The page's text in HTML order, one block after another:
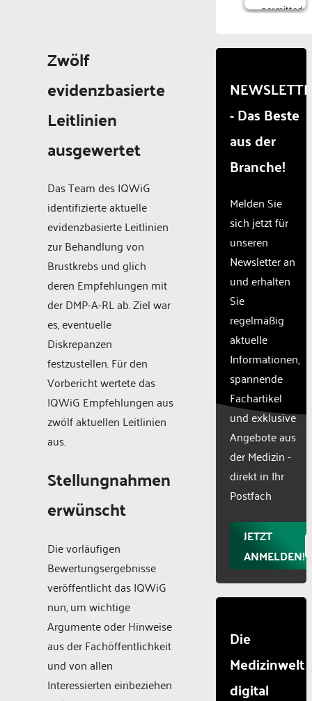
Zwölf
evidenzbasierte
Leitlinien
ausgewertet
Das Team des IQWiG
identifizierte aktuelle
evidenzbasierte Leitlinien
zur Behandlung von
Brustkrebs und glich
deren Empfehlungen mit
der DMP-A-RL ab. Ziel war
es, eventuelle
Diskrepanzen
festzustellen. Für den
Vorbericht wertete das
IQWiG Empfehlungen aus
zwölf aktuellen Leitlinien
aus.
Stellungnahmen
erwünscht
Die vorläufigen
Bewertungsergebnisse
veröffentlicht das IQWiG
nun, um wichtige
Argumente oder Hinweise
aus der Fachöffentlichkeit
und von allen
Interessierten einbeziehen
permitted
due to
that
are
not
disclosed
to the
The
owner
needs
to
setup
the
site
with
CMP
to add
content
to the
list of
used.
Powered
Consent
- Das Beste
aus der
Branche!
Melden Sie
sich jetzt für
unseren
Newsletter an
und erhalten
Sie
regelmäßig
aktuelle
Informationen,
spannende
Fachartikel
und exklusive
Angebote aus
der Medizin -
direkt in Ihr
Postfach
JETZT
ANMELDEN!
Die
Medizinwelt
digital